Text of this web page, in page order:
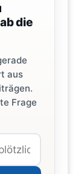
die
aus
Frage